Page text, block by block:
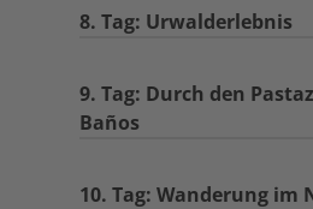
8. Tag: Urwalderlebnis
9. Tag: Durch den
Baños
10. Tag: Wanderung